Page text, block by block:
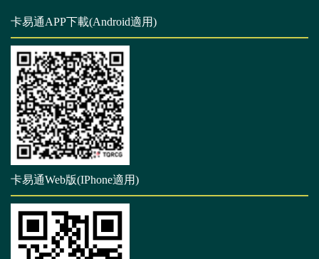
卡易通APP下載(Android適用)
卡易通Web版(IPhone適用)